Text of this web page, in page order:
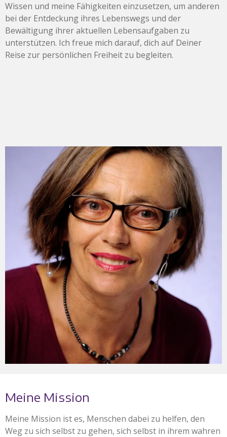
Wissen und meine Fähigkeiten einzusetzen, um anderen
bei der Entdeckung ihres Lebenswegs und der
Bewältigung ihrer aktuellen Lebensaufgaben zu
unterstützen. Ich freue mich darauf, dich auf Deiner
Reise zur persönlichen Freiheit zu begleiten.
Meine Mission
Meine Mission ist es, Menschen dabei zu helfen, den
Weg zu sich selbst zu gehen, sich selbst in ihrem wahren